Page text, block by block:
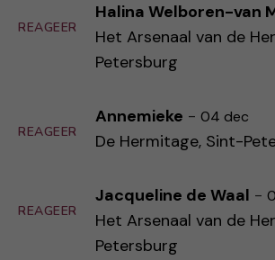
REAGEER
Halina Welboren-van
Het Arsenaal van de
Petersburg
REAGEER
Annemieke - 04 dec
De Hermitage, Sint-
REAGEER
Jacqueline de Waal -
Het Arsenaal van de
Petersburg